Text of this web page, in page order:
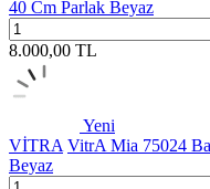
40 Cm Parlak Beyaz
8.000,00 TL
Yeni
VİTRA VitrA Mia 75024
Beyaz